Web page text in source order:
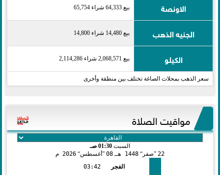
الاونصة بيع 64,333 شراء 65,754
الجنيه الذهب بيع 14,480 شراء 14,800
الكيلو بيع 2,068,571 شراء 2,114,286
سعر الذهب بمحلات الصاغة تختلف بين منطقة وأخرى
مواقيت الصلاة
السبت 01:30 صـ
22
صفر 1448 هـ 08 أغسطس 2026 م
الفجر
03:42